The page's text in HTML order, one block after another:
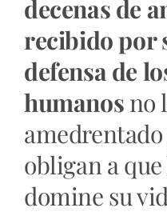
decenas de
recibido por
defensa de
humanos no
obligan a
domine su